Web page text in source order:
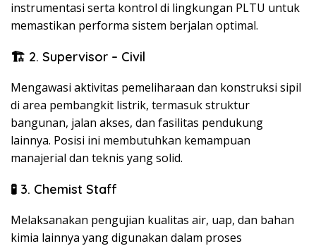
instrumentasi serta kontrol di lingkungan PLTU untuk
memastikan performa sistem berjalan optimal.
🏗️ 2. Supervisor – Civil
Mengawasi aktivitas pemeliharaan dan konstruksi sipil
di area pembangkit listrik, termasuk struktur
bangunan, jalan akses, dan fasilitas pendukung
lainnya. Posisi ini membutuhkan kemampuan
manajerial dan teknis yang solid.
🧪 3. Chemist Staff
Melaksanakan pengujian kualitas air, uap, dan bahan
kimia lainnya yang digunakan dalam proses